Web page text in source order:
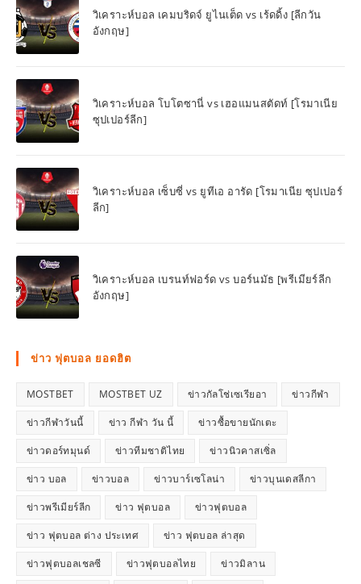
วิเคราะห์บอล เคมบริดจ์ ยูไนเต็ด vs เร้ดดิ้ง [ลีกวัน
อังกฤษ]
วิเคราะห์บอล โบโตซานี่ vs เฮอแมนสตัดท์ [โรมาเนีย
ซุปเปอร์ลีก]
วิเคราะห์บอล เซ็บซี่ vs ยูทีเอ อารัด [โรมาเนีย ซุปเปอร์
ลีก]
วิเคราะห์บอล เบรนท์ฟอร์ด vs บอร์นมัธ [พรีเมียร์ลีก
อังกฤษ]
ข่าว ฟุตบอล ยอดฮิต
MOSTBET MOSTBET UZ ข่าวกัลโช่เซเรียอา ข่าวกีฬา
ข่าวกีฬาวันนี้ ข่าว กีฬา วัน นี้ ข่าวซื้อขายนักเตะ
ข่าวดอร์ทมุนด์ ข่าวทีมชาติไทย ข่าวนิวคาสเซิ่ล
ข่าว บอล ข่าวบอล ข่าวบาร์เซโลน่า ข่าวบุนเดสลีกา
ข่าวพรีเมียร์ลีก ข่าว ฟุตบอล ข่าวฟุตบอล
ข่าว ฟุตบอล ต่าง ประเทศ ข่าว ฟุตบอล ล่าสุด
ข่าวฟุตบอลเชลซี ข่าวฟุตบอลไทย ข่าวมิลาน